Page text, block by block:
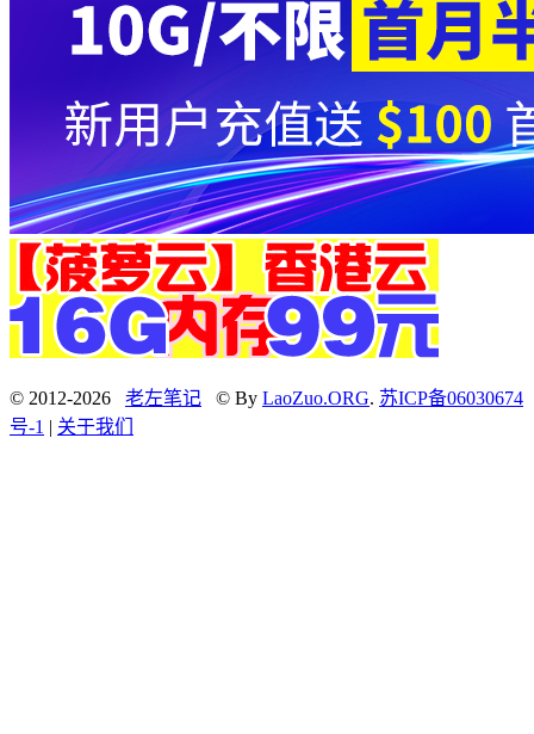
© 2012-2026 老左笔记 © By LaoZuo.ORG. 苏ICP备06030674
号-1 | 关于我们